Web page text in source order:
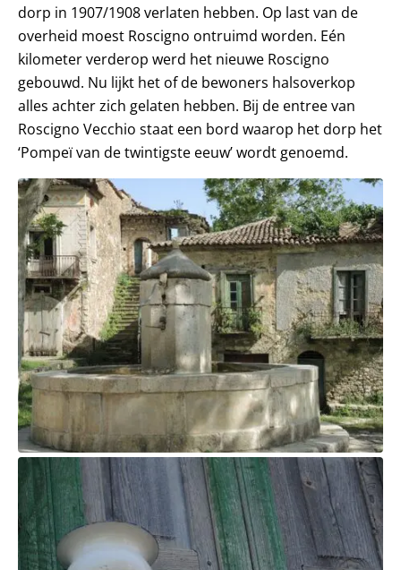
dorp in 1907/1908 verlaten hebben. Op last van de
overheid moest Roscigno ontruimd worden. Eén
kilometer verderop werd het nieuwe Roscigno
gebouwd. Nu lijkt het of de bewoners halsoverkop
alles achter zich gelaten hebben. Bij de entree van
Roscigno Vecchio staat een bord waarop het dorp het
‘Pompeï van de twintigste eeuw’ wordt genoemd.